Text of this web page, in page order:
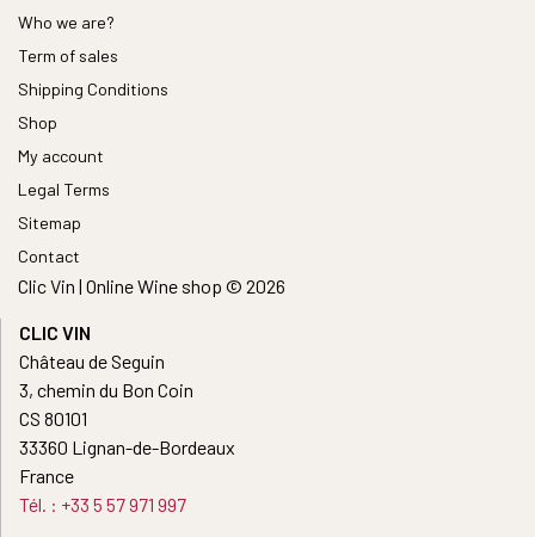
Who we are?
Term of sales
Shipping Conditions
Shop
My account
Legal Terms
Sitemap
Contact
Clic Vin | Online Wine shop © 2026
CLIC VIN
Château de Seguin
3, chemin du Bon Coin
CS 80101
33360 Lignan-de-Bordeaux
France
Tél. : +33 5 57 971 997